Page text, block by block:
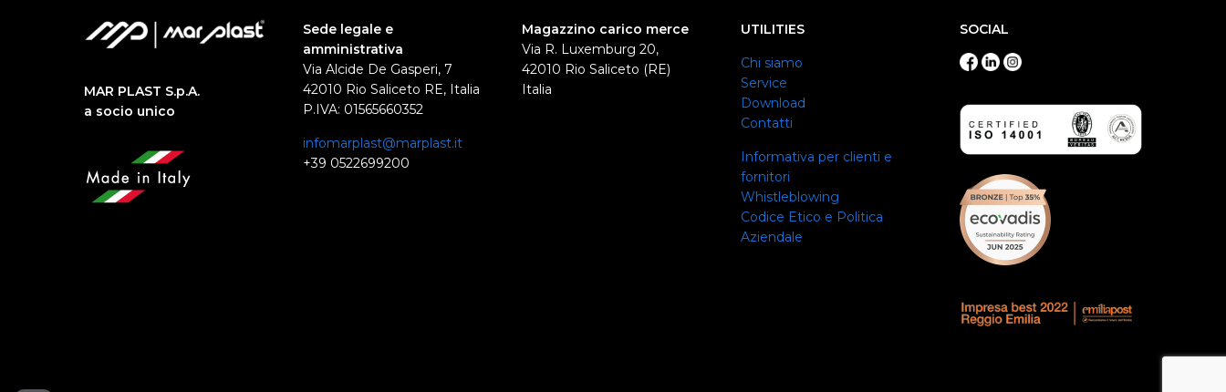
MAR PLAST S.p.A.
a socio unico
Sede legale e
amministrativa
Via Alcide De Gasperi, 7
42010 Rio Saliceto RE, Italia
P.IVA: 01565660352
infomarplast@marplast.it
+39 0522699200
Magazzino carico merce
Via R. Luxemburg 20,
42010 Rio Saliceto (RE)
Italia
UTILITIES
Chi siamo
Service
Download
Contatti
Informativa per clienti e
fornitori
Whistleblowing
Codice Etico e Politica
Aziendale
SOCIAL